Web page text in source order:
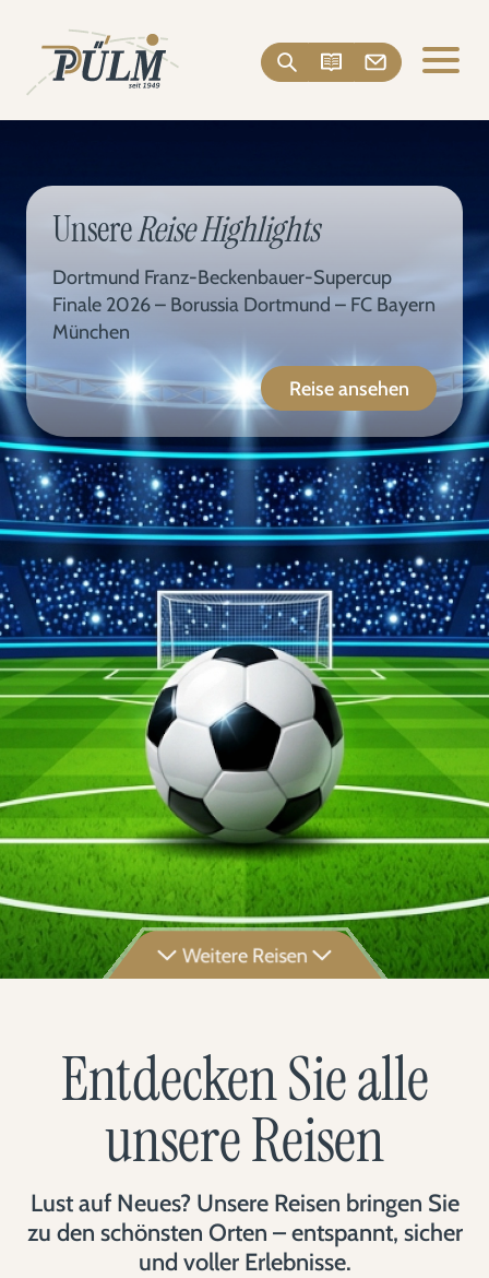
UnsereReise Highlights
Dortmund Franz-Beckenbauer-Supercup
Finale 2026 – Borussia Dortmund – FC Bayern
München
Reise ansehen
Weitere Reisen
Entdecken Sie alle
unsere Reisen
Lust auf Neues? Unsere Reisen bringen Sie
zu den schönsten Orten – entspannt, sicher
und voller Erlebnisse.